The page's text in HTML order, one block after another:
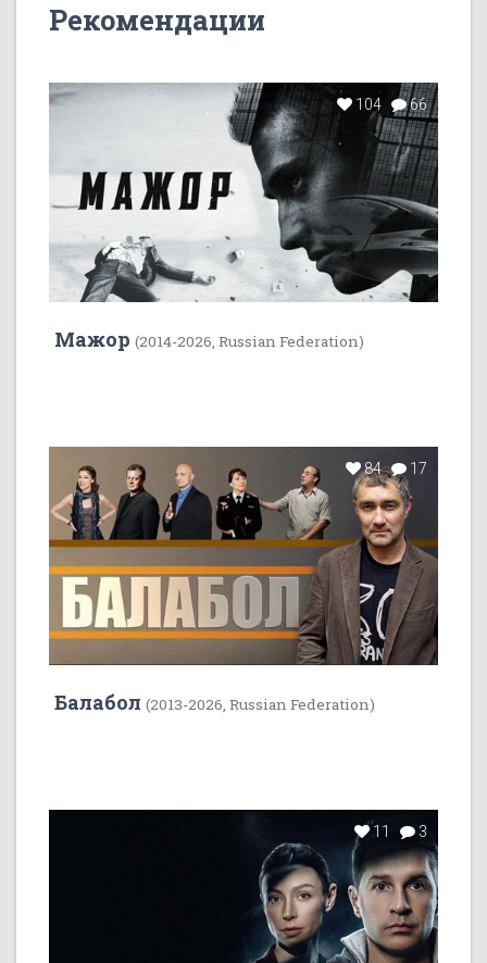
Рекомендации
104 66
Мажор (2014-2026, Russian Federation)
84 17
Балабол (2013-2026, Russian Federation)
11 3